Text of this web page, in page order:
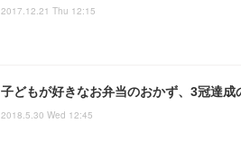
2017.12.21 Thu 12:15
子どもが好きなお弁当のおかず、3冠達
2018.5.30 Wed 12:45